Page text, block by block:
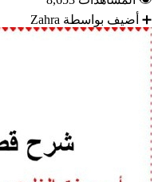
➕ أضيف بواسطة Zahra